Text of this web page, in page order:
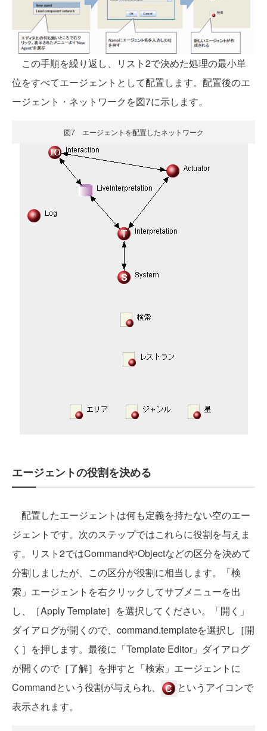
この手順を繰り返し、リスト2で決めた処理の最小単
位をすべてエージェントとして配置します。配置後のエ
ージェント・ネットワークを図7に示します。
図7 エージェントを配置したネットワーク
エージェントの役割を決める
配置したエージェントは何も定義を持たない空のエー
ジェントです。次のステップではこれらに役割を与えま
す。リスト2ではCommandやObjectなどの区分を決めて
分割しましたが、この区分が役割に相当します。「検
索」エージェントを右クリックしてサブメニューを出
し、［Apply Template］を選択してください。「開く」
ダイアログが開くので、command.templateを選択し［開
く］を押します。最後に「Template Editor」ダイアログ
が開くので［了解］を押すと「検索」エージェントに
Commandという役割が与えられ、
というアイコンで
表示されます。